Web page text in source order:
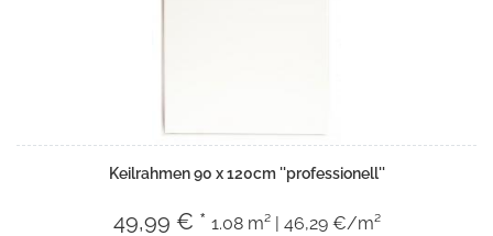
Keilrahmen 90 x 120cm ''professionell''
49,99 € * 1.08 m² | 46,29 €/m²